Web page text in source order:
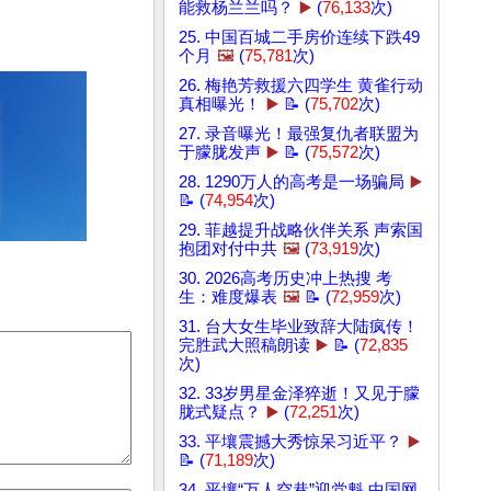
能救杨兰兰吗？ ▶️ (76,133次)
25. 中国百城二手房价连续下跌49
个月 🖼️ (75,781次)
26. 梅艳芳救援六四学生 黄雀行动
真相曝光！
▶️ 📝 (75,702次)
27. 录音曝光！最强复仇者联盟为
于朦胧发声 ▶️ 📝 (75,572次)
28. 1290万人的高考是一场骗局 ▶️
📝 (74,954次)
29. 菲越提升战略伙伴关系 声索国
抱团对付中共 🖼️ (73,919次)
30. 2026高考历史冲上热搜 考
生：难度爆表 🖼️ 📝 (72,959次)
31. 台大女生毕业致辞大陆疯传！
完胜武大照稿朗读 ▶️ 📝 (72,835
次)
32. 33岁男星金泽猝逝！又见于朦
胧式疑点？
▶️ (72,251次)
33. 平壤震撼大秀惊呆习近平？
▶️
📝 (71,189次)